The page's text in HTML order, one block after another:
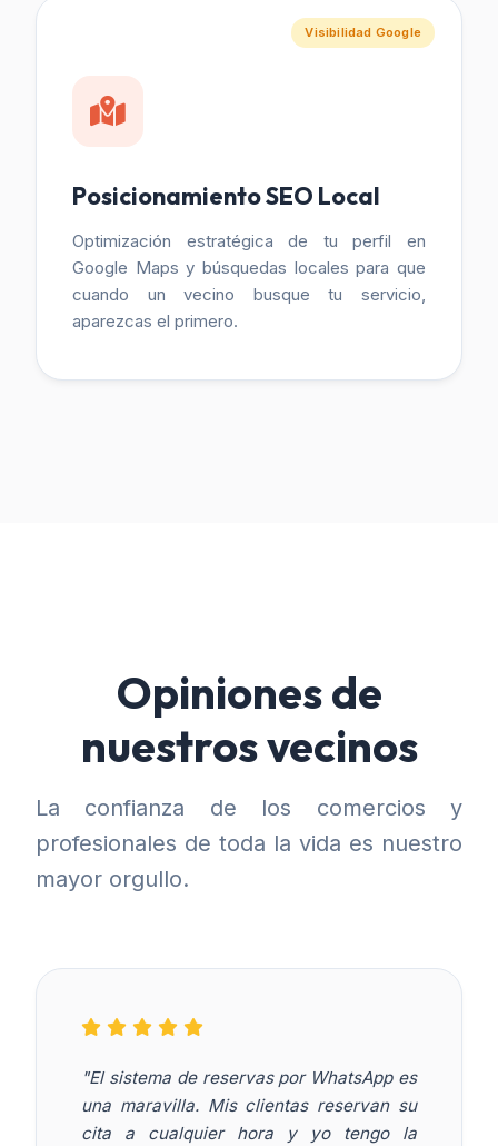
Visibilidad Google
Posicionamiento SEO Local
Optimización estratégica de tu perfil en
Google Maps y búsquedas locales para que
cuando un vecino busque tu servicio,
aparezcas el primero.
Opiniones de
nuestros vecinos
La confianza de los comercios y
profesionales de toda la vida es nuestro
mayor orgullo.
"El sistema de reservas por WhatsApp es
una maravilla. Mis clientas reservan su
cita a cualquier hora y yo tengo la